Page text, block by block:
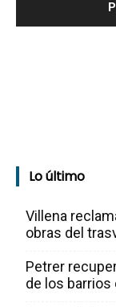
Lo último
Villena
obras del
Petrer
de los barrios